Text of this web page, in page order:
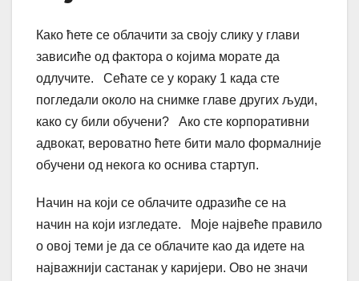
Како ћете се облачити за своју слику у глави
зависиће од фактора о којима морате да
одлучите. Сећате се у кораку 1 када сте
погледали около на снимке главе других људи,
како су били обучени? Ако сте корпоративни
адвокат, вероватно ћете бити мало формалније
обучени од некога ко оснива стартуп.
Начин на који се облачите одразиће се на
начин на који изгледате. Моје највеће правило
о овој теми је да се облачите као да идете на
најважнији састанак у каријери. Ово не значи